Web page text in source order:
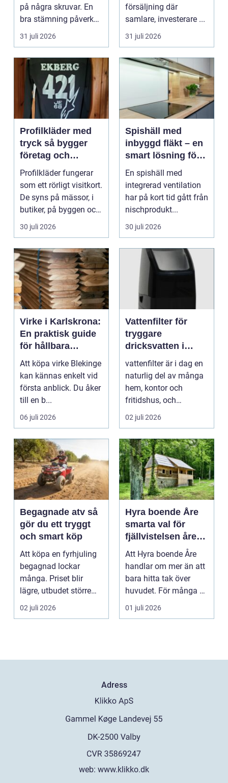
på några skruvar. En
bra stämning påverkar
hur pianot låt...
31 juli 2026
försäljning där
samlare, investerare ...
31 juli 2026
Profilkläder med
tryck så bygger
företag och
klubbar en
starkare identitet
Profilkläder fungerar
som ett rörligt visitkort.
De syns på mässor, i
butiker, på byggen och
längs v...
30 juli 2026
Spishäll med
inbyggd fläkt – en
smart lösning för
moderna kök
En spishäll med
integrerad ventilation
har på kort tid gått från
nischprodukt...
30 juli 2026
Virke i Karlskrona:
En praktisk guide
för hållbara
byggprojekt
Att köpa virke Blekinge
kan kännas enkelt vid
första anblick. Du åker
till en b...
06 juli 2026
Vattenfilter för
tryggare
dricksvatten i
vardagen
vattenfilter är i dag en
naturlig del av många
hem, kontor och
fritidshus, och
intresset ökar för va...
02 juli 2026
Begagnade atv så
gör du ett tryggt
och smart köp
Att köpa en fyrhjuling
begagnad lockar
många. Priset blir
lägre, utbudet större
och du kan ofta få e...
02 juli 2026
Hyra boende Åre
smarta val för
fjällvistelsen året
runt
Att Hyra boende Åre
handlar om mer än att
bara hitta tak över
huvudet. För många är
boendet själva n...
01 juli 2026
Adress
web: www.klikko.dk